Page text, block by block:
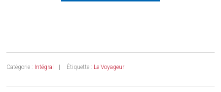
Catégorie : Intégral Étiquette : Le Voyageur